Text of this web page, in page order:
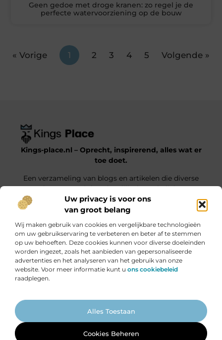
Uw privacy is voor ons
van groot belang
Wij maken gebruik van cookies en vergelijkbare technologieën
om uw gebruikservaring te verbeteren en beter af te stemmen
op uw behoeften. Deze cookies kunnen voor diverse doeleinden
worden ingezet, zoals het aanbieden van gepersonaliseerde
advertenties en het analyseren van het gebruik van onze
website. Voor meer informatie kunt u ons cookiebeleid
raadplegen.
Alles Toestaan
Cookies Beheren
Ga Naar
Geen gedoe met droge kranen: zo regel je de
perfecte watervoorziening op de bouw
« Vorige 1 2 3 4 5 Volgende »
Kings-place.nl – Oprecht, inspirerend, alles wat er
toe doet.
Een verzameling van blogs en artikelen die diverse
onderwerpen uit het dagelijks leven belichten.
Onze informatie
Bericht categorie
@2025 www.kings-place.nl. All Right Reserved.